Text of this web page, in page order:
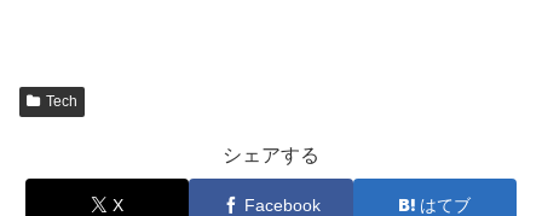
Tech
シェアする
X Facebook はてブ